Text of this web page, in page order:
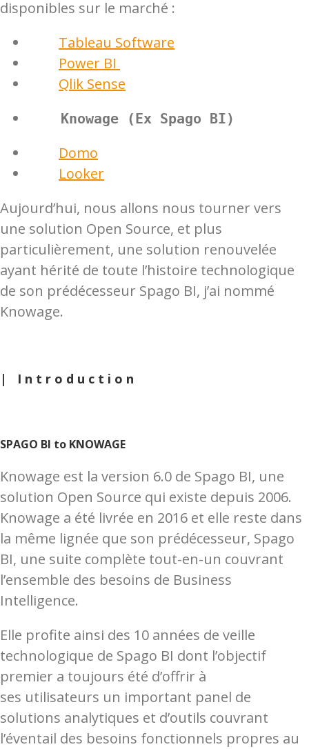
disponibles sur le marché :
Tableau Software
Power BI
Qlik Sense
    Knowage (Ex Spago BI)
Domo
Looker
Aujourd’hui, nous allons nous tourner vers
une solution Open Source, et plus
particulièrement, une solution renouvelée
ayant hérité de toute l’histoire technologique
de son prédécesseur Spago BI, j’ai nommé
Knowage.
| Introduction
SPAGO BI to KNOWAGE
Knowage est la version 6.0 de Spago BI, une
solution Open Source qui existe depuis 2006.
Knowage a été livrée en 2016 et elle reste dans
la même lignée que son prédécesseur, Spago
BI, une suite complète tout-en-un couvrant
l’ensemble des besoins de Business
Intelligence.
Elle profite ainsi des 10 années de veille
technologique de Spago BI dont l’objectif
premier a toujours été d’offrir à
ses utilisateurs un important panel de
solutions analytiques et d’outils couvrant
l’éventail des besoins fonctionnels propres au